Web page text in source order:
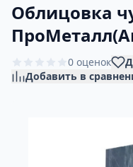
Облицовка
0 оценок
Добавить в